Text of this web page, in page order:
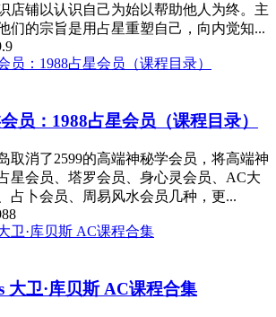
店铺以认识自己为始以帮助他人为终。主
们的宗旨是用占星重塑自己，向内觉知...
员：1988占星会员（课程目录）
取消了2599的高端神秘学会员，将高端神
星会员、塔罗会员、身心灵会员、AC大
占卜会员、周易风水会员几种，更...
大卫·库贝斯 AC课程合集